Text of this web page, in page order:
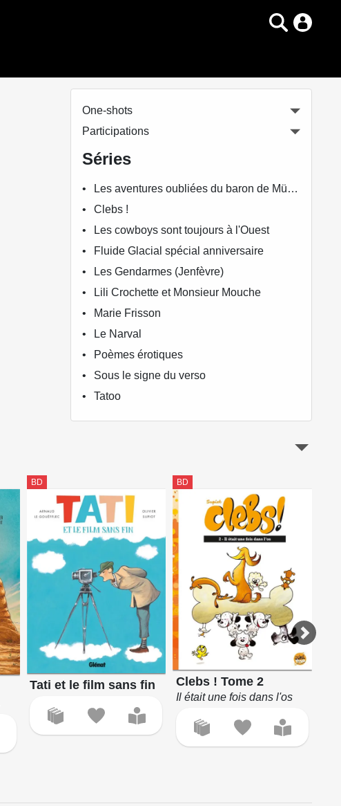
One-shots
Participations
Séries
Les aventures oubliées du baron de Münchhausen (Supiot)
Clebs !
Les cowboys sont toujours à l'Ouest
Fluide Glacial spécial anniversaire
Les Gendarmes (Jenfèvre)
Lili Crochette et Monsieur Mouche
Marie Frisson
Le Narval
Poèmes érotiques
Sous le signe du verso
Tatoo
BD
Tati et le film sans fin
BD
Clebs ! Tome 2
Il était une fois dans l'os